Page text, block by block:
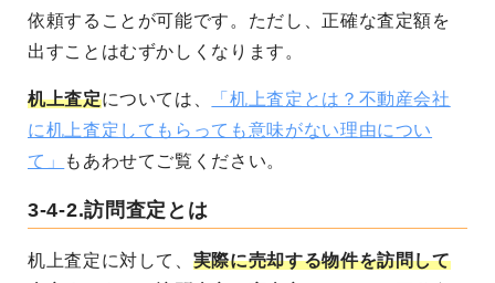
依頼することが可能です。ただし、正確な査定額を
出すことはむずかしくなります。
机上査定については、
「机上査定とは？不動産会社
に机上査定してもらっても意味がない理由につい
て」
もあわせてご覧ください。
3-4-2.訪問査定とは
机上査定に対して、 実際に売却する物件を訪問して